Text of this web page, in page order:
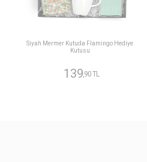
Siyah Mermer Kutuda Flamingo Hediye
Kutusu
139,90 TL